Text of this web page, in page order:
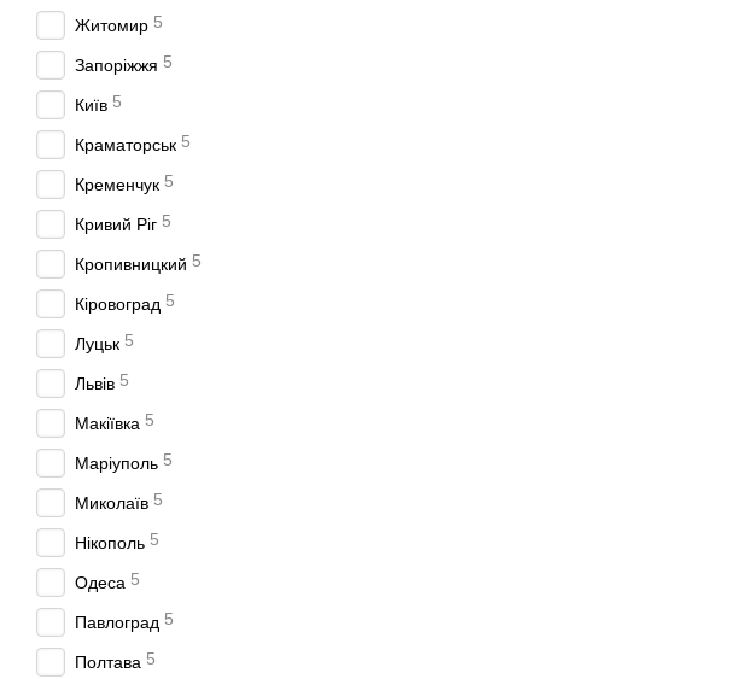
Житомир 5
Запоріжжя 5
Київ 5
Краматорськ 5
Кременчук 5
Кривий Ріг 5
Кропивницкий 5
Кіровоград 5
Луцьк 5
Львів 5
Макіївка 5
Маріуполь 5
Миколаїв 5
Нікополь 5
Одеса 5
Павлоград 5
Полтава 5